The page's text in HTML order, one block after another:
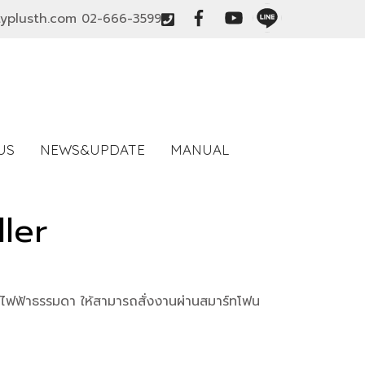
02-666-3599
NEWS&UPDATE MANUAL
ฟ้าธรรมดา ให้สามารถสั่งงานผ่านสมาร์ทโฟน